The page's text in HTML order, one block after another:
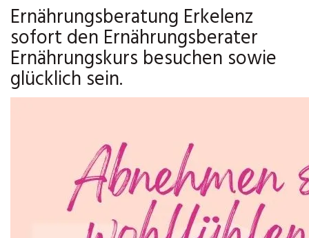
Ernährungsberatung Erkelenz
sofort den Ernährungsberater
Ernährungskurs besuchen sowie
glücklich sein.